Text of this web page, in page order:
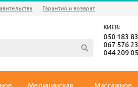
Гарантия и возврат
КИЕВ:
050 183
067 576
044 209